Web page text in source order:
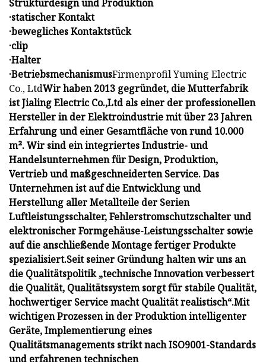
Strukturdesign und Produktion
·statischer Kontakt
·bewegliches Kontaktstück
·clip
·Halter
·BetriebsmechanismusFirmenprofil Yuming Electric
Co., LtdWir haben 2013 gegründet, die Mutterfabrik
ist Jialing Electric Co.,Ltd als einer der professionellen
Hersteller in der Elektroindustrie mit über 23 Jahren
Erfahrung und einer Gesamtfläche von rund 10.000
m².Wir sind ein integriertes Industrie- und
Handelsunternehmen für Design, Produktion,
Vertrieb und maßgeschneiderten Service. Das
Unternehmen ist auf die Entwicklung und
Herstellung aller Metallteile der Serien
Luftleistungsschalter, Fehlerstromschutzschalter und
elektronischer Formgehäuse-Leistungsschalter sowie
auf die anschließende Montage fertiger Produkte
spezialisiert.Seit seiner Gründung halten wir uns an
die Qualitätspolitik „technische Innovation verbessert
die Qualität, Qualitätssystem sorgt für stabile Qualität,
hochwertiger Service macht Qualität realistisch“.Mit
wichtigen Prozessen in der Produktion intelligenter
Geräte, Implementierung eines
Qualitätsmanagements strikt nach ISO9001-Standards
und erfahrenen technischen